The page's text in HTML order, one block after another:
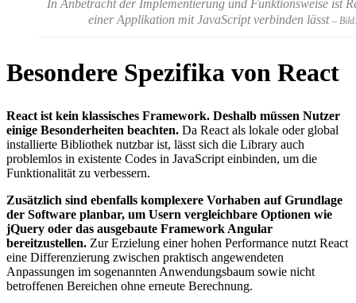
In Anbetracht der Implementierung und Funktionsweise ist
einer Applikation mit JavaScript verbinden lässt –
Besondere Spezifika von React
React ist kein klassisches Framework. Deshalb müssen Nutzer
einige Besonderheiten beachten. Da React als lokale oder global
installierte Bibliothek nutzbar ist, lässt sich die Library auch
problemlos in existente Codes in JavaScript einbinden, um die
Funktionalität zu verbessern.
Zusätzlich sind ebenfalls komplexere Vorhaben auf Grundlage
der Software planbar, um Usern vergleichbare Optionen wie
jQuery oder das ausgebaute Framework Angular
bereitzustellen. Zur Erzielung einer hohen Performance nutzt React
eine Differenzierung zwischen praktisch angewendeten
Anpassungen im sogenannten Anwendungsbaum sowie nicht
betroffenen Bereichen ohne erneute Berechnung.